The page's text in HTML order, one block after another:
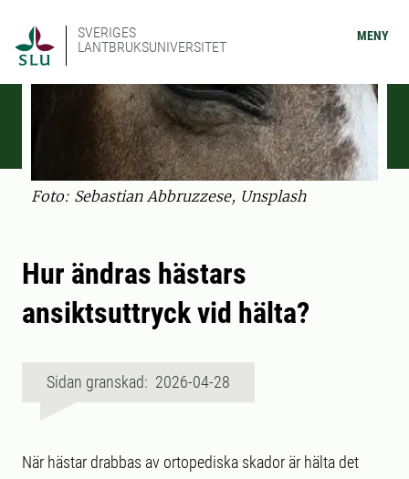
SVERIGES
LANTBRUKSUNIVERSITET
MENY
Foto: Sebastian Abbruzzese, Unsplash
Hur ändras hästars
ansiktsuttryck vid hälta?
Sidan granskad: 2026-04-28
När hästar drabbas av ortopediska skador är hälta det